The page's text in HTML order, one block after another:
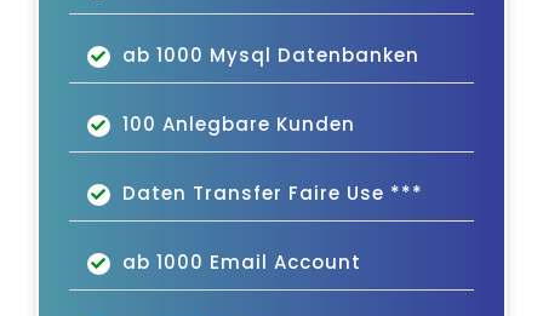
ab 1000 Mysql Datenbanken
100 Anlegbare Kunden
Daten Transfer Faire Use ***
ab 1000 Email Account